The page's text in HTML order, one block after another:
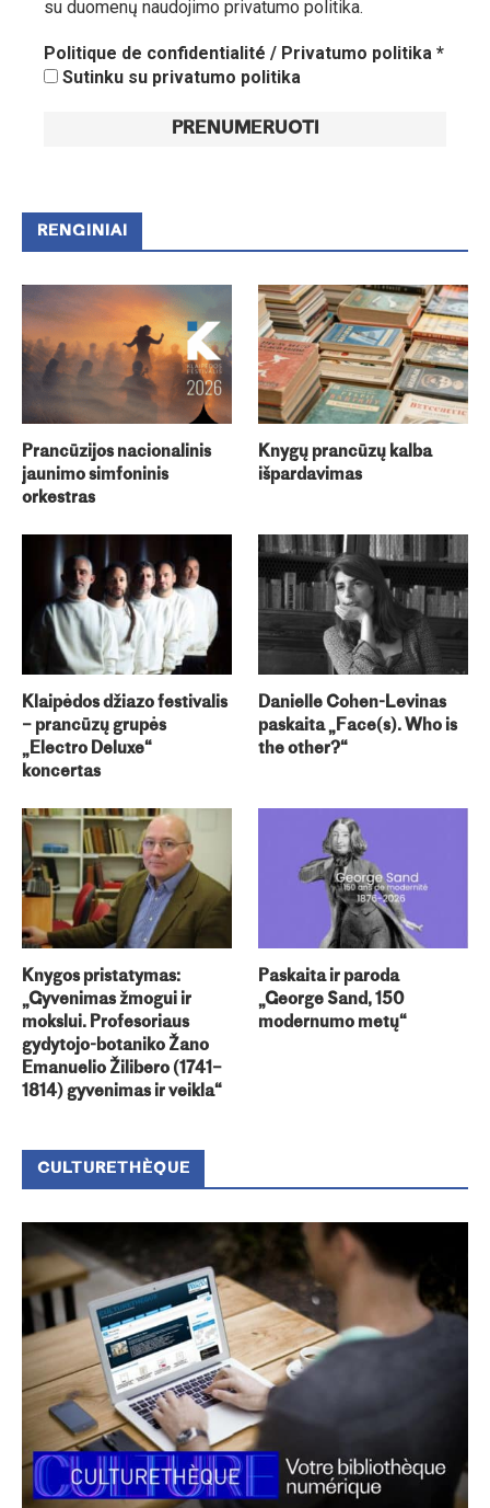
su duomenų naudojimo privatumo politika.
Politique de confidentialité / Privatumo politika *
Sutinku su privatumo politika
RENGINIAI
Prancūzijos nacionalinis
jaunimo simfoninis
orkestras
Knygų prancūzų kalba
išpardavimas
Klaipėdos džiazo festivalis
– prancūzų grupės
„Electro Deluxe“
koncertas
Danielle Cohen-Levinas
paskaita „Face(s). Who is
the other?“
Knygos pristatymas:
„Gyvenimas žmogui ir
mokslui. Profesoriaus
gydytojo-botaniko Žano
Emanuelio Žilibero (1741–
1814) gyvenimas ir veikla“
Paskaita ir paroda
„George Sand, 150
modernumo metų“
CULTURETHÈQUE